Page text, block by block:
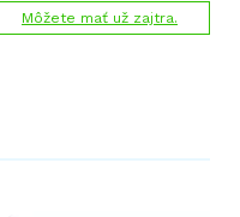
Môžete mať už zajtra.